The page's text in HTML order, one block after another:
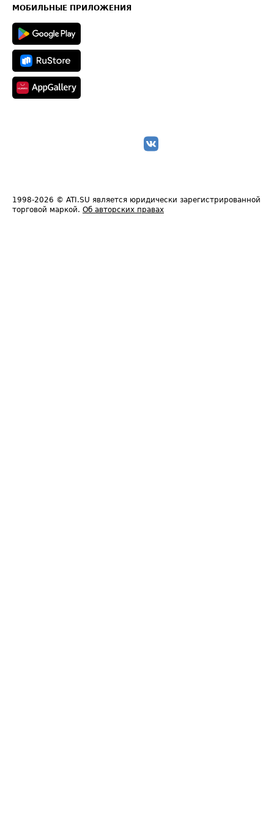
Техническая информация
МОБИЛЬНЫЕ ПРИЛОЖЕНИЯ
1998-2026 © ATI.SU является юридически зарегистрированной
торговой маркой. Об авторских правах